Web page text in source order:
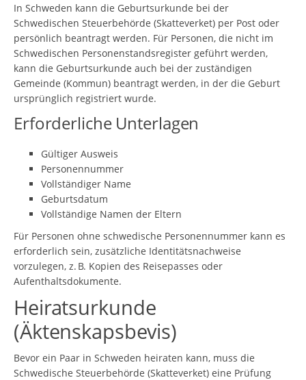
In Schweden kann die Geburtsurkunde bei der
Schwedischen Steuerbehörde (Skatteverket) per Post oder
persönlich beantragt werden. Für Personen, die nicht im
Schwedischen Personenstandsregister geführt werden,
kann die Geburtsurkunde auch bei der zuständigen
Gemeinde (Kommun) beantragt werden, in der die Geburt
ursprünglich registriert wurde.
Erforderliche Unterlagen
Gültiger Ausweis
Personennummer
Vollständiger Name
Geburtsdatum
Vollständige Namen der Eltern
Für Personen ohne schwedische Personennummer kann es
erforderlich sein, zusätzliche Identitätsnachweise
vorzulegen, z. B. Kopien des Reisepasses oder
Aufenthaltsdokumente.
Heiratsurkunde
(Äktenskapsbevis)
Bevor ein Paar in Schweden heiraten kann, muss die
Schwedische Steuerbehörde (Skatteverket) eine Prüfung